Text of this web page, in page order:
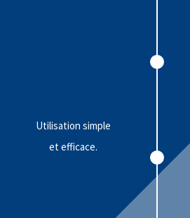
Utilisation simple
et efficace.